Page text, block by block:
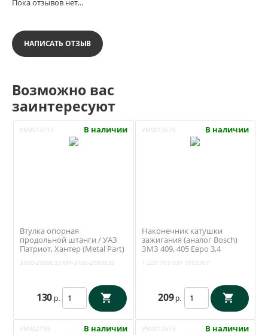
НАПИСАТЬ ОТЗЫВ
Возможно вас
заинтересуют
УМ0013710 В наличии
Втулка опорная
продольной штанги / УАЗ
Патриот, Хантер (Metal Part)
3160-2909033 MP-3160-2909033
130 р.
УМ0013679 В наличии
Наконечник катушки
зажигания (аналог Bosch)
ЗМЗ 409, 405 Евро 3,4
1 220 703 031 STC0307
209 р.
УМ002793 В наличии УМ0013673 В наличии